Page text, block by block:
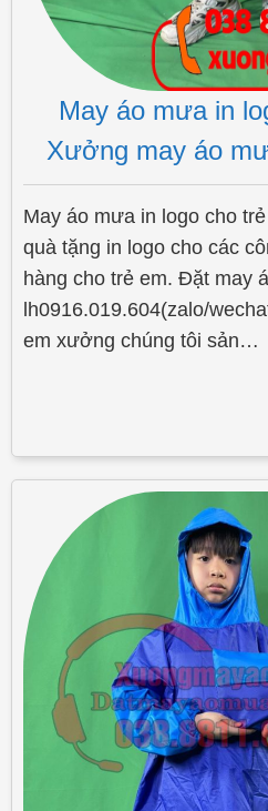
May áo mưa in
Xưởng may áo
May áo mưa in logo cho
quà tặng in logo cho các
hàng cho trẻ em. Đặt may
lh0916.019.604(zalo/
em xưởng chúng tôi sản…